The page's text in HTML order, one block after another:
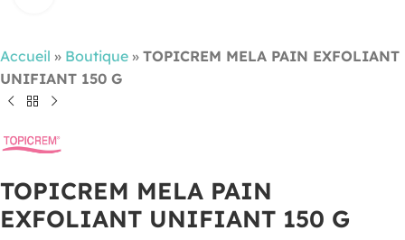
Accueil » Boutique » TOPICREM MELA PAIN EXFOLIANT
UNIFIANT 150 G
TOPICREM MELA PAIN
EXFOLIANT UNIFIANT 150 G